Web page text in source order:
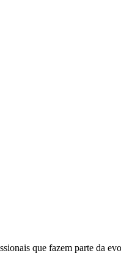
que fazem parte da